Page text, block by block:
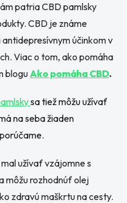
patria CBD pamlsky
CBD je známe
účinkom v
Viac o tom, ako pomáha
bloguAko pomáha CBD.
sa tiež môžu užívať
na seba žiaden
užívať vzájomne s
môžu rozhodnúť olej
zdravú maškrtu na cesty.